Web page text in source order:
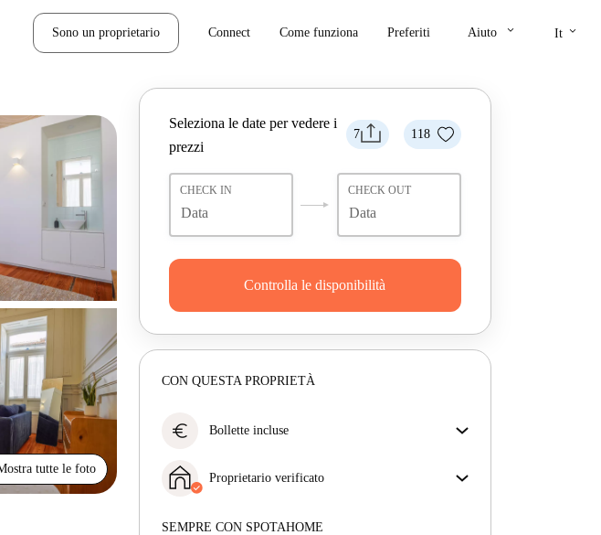
Sono un proprietario Connect Come funziona Preferiti Aiuto keyboard_arrow_down It keyboard_arrow_down
tutte le foto
7 118
Seleziona le date per vedere i
prezzi
CHECK IN CHECK OUT
Controlla le disponibilità
CON QUESTA PROPRIETÀ
euro Bollette incluse
incluse, che coprono l'affitto e le utenze per
un'esperienza di affitto senza problemi.
Proprietario verificato
Maggiori informazioni su questo locatore
SEMPRE CON SPOTAHOME